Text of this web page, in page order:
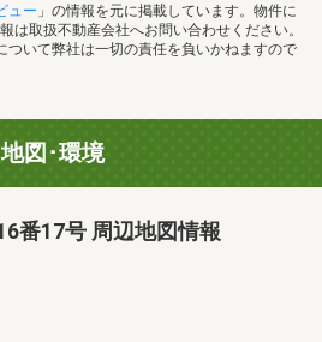
ュー 」の情報を元に掲載しています。物件に
は取扱不動産会社へお問い合わせください。
ついて弊社は一切の責任を負いかねますので
地図･環境
番17号 周辺地図情報